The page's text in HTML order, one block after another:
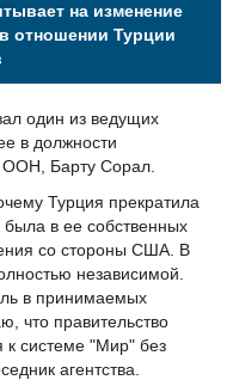
на изменение
отношении Турции
один из ведущих
в должности
ООН, Барту Сорал.
Турция прекратила
в ее собственных
со стороны США. В
независимой.
в принимаемых
что правительство
к системе "Мир" без
агентства.